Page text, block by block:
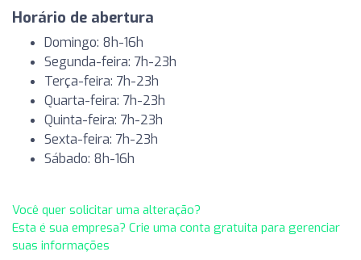
Horário de abertura
Domingo: 8h-16h
Segunda-feira: 7h-23h
Terça-feira: 7h-23h
Quarta-feira: 7h-23h
Quinta-feira: 7h-23h
Sexta-feira: 7h-23h
Sábado: 8h-16h
Você quer solicitar uma alteração?
Esta é sua empresa? Crie uma conta gratuita para gerenciar
suas informações